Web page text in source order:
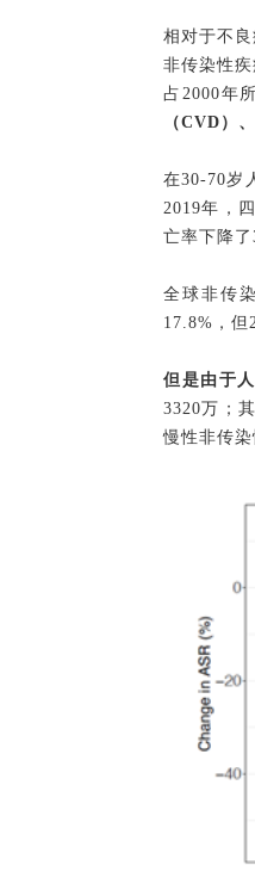
相对于不
非传染性
占2000年
（CVD）
在30-70岁
2019年，
亡率下降
全球非传
17.8%，但
但是由于
3320万；
慢性非传